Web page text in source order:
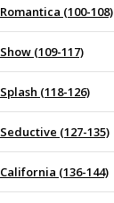
Romantica (100-108)
Show (109-117)
Splash (118-126)
Seductive (127-135)
California (136-144)